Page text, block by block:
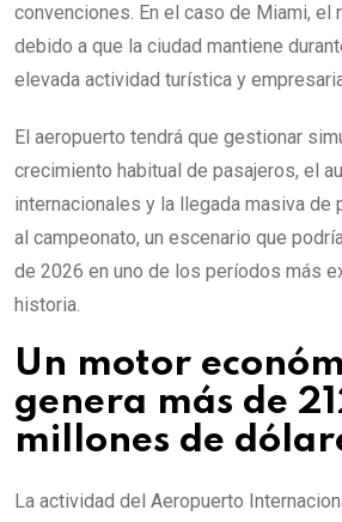
convenciones. En el caso de Miami, el
debido a que la ciudad mantiene
elevada actividad turística y
El aeropuerto tendrá que gestionar
crecimiento habitual de pasajeros, el
internacionales y la llegada masiva de
al campeonato, un escenario que
de 2026 en uno de los períodos más
historia.
Un motor
genera más de
millones de
La actividad del Aeropuerto